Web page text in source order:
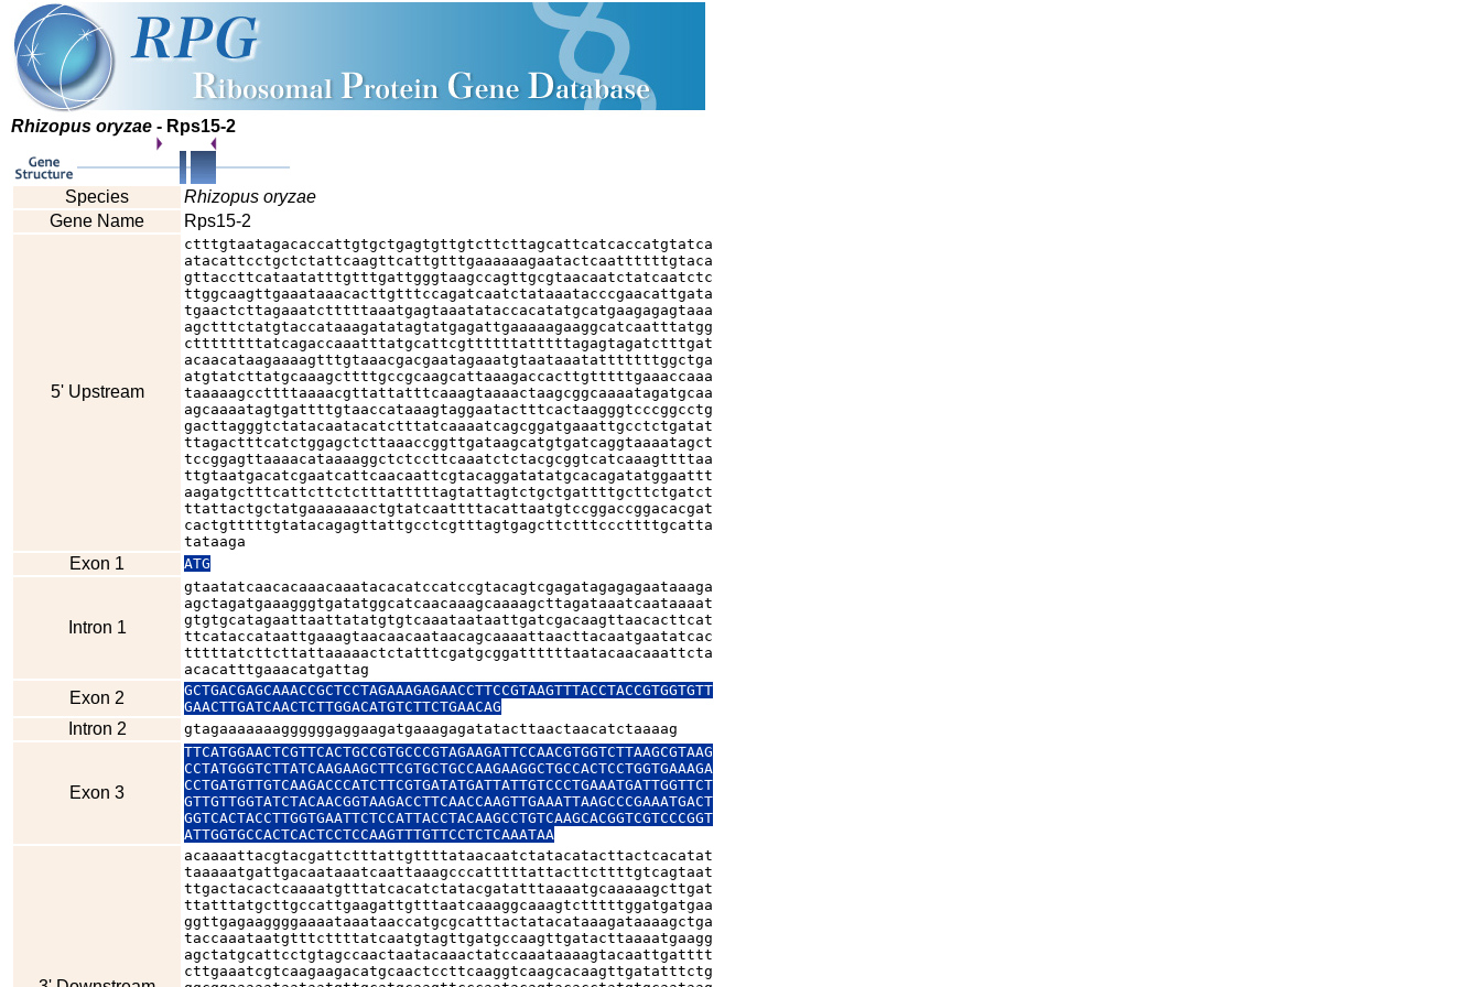
Rhizopus oryzae - Rps15-2
Species
Rhizopus oryzae
Gene Name
Rps15-2
5' Upstream
ctttgtaatagacaccattgtgctgagtgttgtcttcttagcattcatcaccatgtatca
atacattcctgctctattcaagttcattgtttgaaaaaagaatactcaattttttgtaca
gttaccttcataatatttgtttgattgggtaagccagttgcgtaacaatctatcaatctc
ttggcaagttgaaataaacacttgtttccagatcaatctataaatacccgaacattgata
tgaactcttagaaatctttttaaatgagtaaatataccacatatgcatgaagagagtaaa
agctttctatgtaccataaagatatagtatgagattgaaaaagaaggcatcaatttatgg
cttttttttatcagaccaaatttatgcattcgttttttatttttagagtagatctttgat
acaacataagaaaagtttgtaaacgacgaatagaaatgtaataaatatttttttggctga
atgtatcttatgcaaagcttttgccgcaagcattaaagaccacttgtttttgaaaccaaa
taaaaagccttttaaaacgttattatttcaaagtaaaactaagcggcaaaatagatgcaa
agcaaaatagtgattttgtaaccataaagtaggaatactttcactaagggtcccggcctg
gacttagggtctatacaatacatctttatcaaaatcagcggatgaaattgcctctgatat
ttagactttcatctggagctcttaaaccggttgataagcatgtgatcaggtaaaatagct
tccggagttaaaacataaaaggctctccttcaaatctctacgcggtcatcaaagttttaa
ttgtaatgacatcgaatcattcaacaattcgtacaggatatatgcacagatatggaattt
aagatgctttcattcttctctttatttttagtattagtctgctgattttgcttctgatct
ttattactgctatgaaaaaaactgtatcaattttacattaatgtccggaccggacacgat
cactgtttttgtatacagagttattgcctcgtttagtgagcttctttcccttttgcatta
tataaga
Exon 1 ATG
Intron 1
gtaatatcaacacaaacaaatacacatccatccgtacagtcgagatagagagaataaaga
agctagatgaaagggtgatatggcatcaacaaagcaaaagcttagataaatcaataaaat
gtgtgcatagaattaattatatgtgtcaaataataattgatcgacaagttaacacttcat
ttcataccataattgaaagtaacaacaataacagcaaaattaacttacaatgaatatcac
tttttatcttcttattaaaaactctatttcgatgcggattttttaatacaacaaattcta
acacatttgaaacatgattag
Exon 2
GCTGACGAGCAAACCGCTCCTAGAAAGAGAACCTTCCGTAAGTTTACCTACCGTGGTGTT
GAACTTGATCAACTCTTGGACATGTCTTCTGAACAG
Intron 2 gtagaaaaaaaggggggaggaagatgaaagagatatacttaactaacatctaaaag
Exon 3
TTCATGGAACTCGTTCACTGCCGTGCCCGTAGAAGATTCCAACGTGGTCTTAAGCGTAAG
CCTATGGGTCTTATCAAGAAGCTTCGTGCTGCCAAGAAGGCTGCCACTCCTGGTGAAAGA
CCTGATGTTGTCAAGACCCATCTTCGTGATATGATTATTGTCCCTGAAATGATTGGTTCT
GTTGTTGGTATCTACAACGGTAAGACCTTCAACCAAGTTGAAATTAAGCCCGAAATGACT
GGTCACTACCTTGGTGAATTCTCCATTACCTACAAGCCTGTCAAGCACGGTCGTCCCGGT
ATTGGTGCCACTCACTCCTCCAAGTTTGTTCCTCTCAAATAA
acaaaattacgtacgattctttattgttttataacaatctatacatacttactcacatat
taaaaatgattgacaataaatcaattaaagcccatttttattacttcttttgtcagtaat
ttgactacactcaaaatgtttatcacatctatacgatatttaaaatgcaaaaagcttgat
ttatttatgcttgccattgaagattgtttaatcaaaggcaaagtctttttggatgatgaa
ggttgagaaggggaaaataaataaccatgcgcatttactatacataaagataaaagctga
taccaaataatgtttcttttatcaatgtagttgatgccaagttgatacttaaaatgaagg
agctatgcattcctgtagccaactaatacaaactatccaaataaaagtacaattgatttt
cttgaaatcgtcaagaagacatgcaactccttcaaggtcaagcacaagttgatatttctg